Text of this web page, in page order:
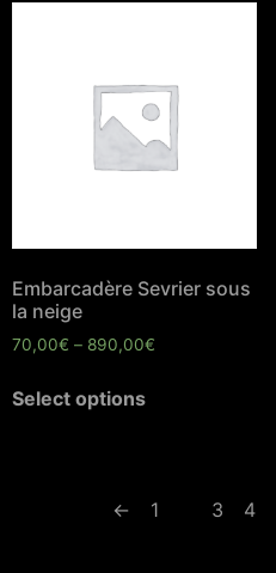
Embarcadère Sevrier sous
la neige
70,00€ – 890,00€
Select options
← 1 3 4